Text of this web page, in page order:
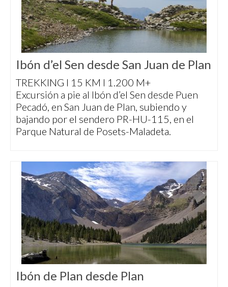
Ibón d’el Sen desde San Juan de Plan
TREKKING I 15 KM I 1.200 M+
Excursión a pie al Ibón d’el Sen desde Puen
Pecadó, en San Juan de Plan, subiendo y
bajando por el sendero PR-HU-115, en el
Parque Natural de Posets-Maladeta.
Ibón de Plan desde Plan